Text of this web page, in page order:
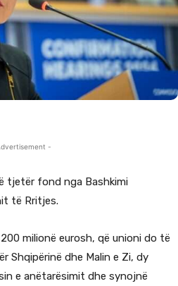
-
tjetër fond nga Bashkimi
të Rritjes.
milionë eurosh, që unioni do të
Shqipërinë dhe Malin e Zi, dy
e anëtarësimit dhe synojnë